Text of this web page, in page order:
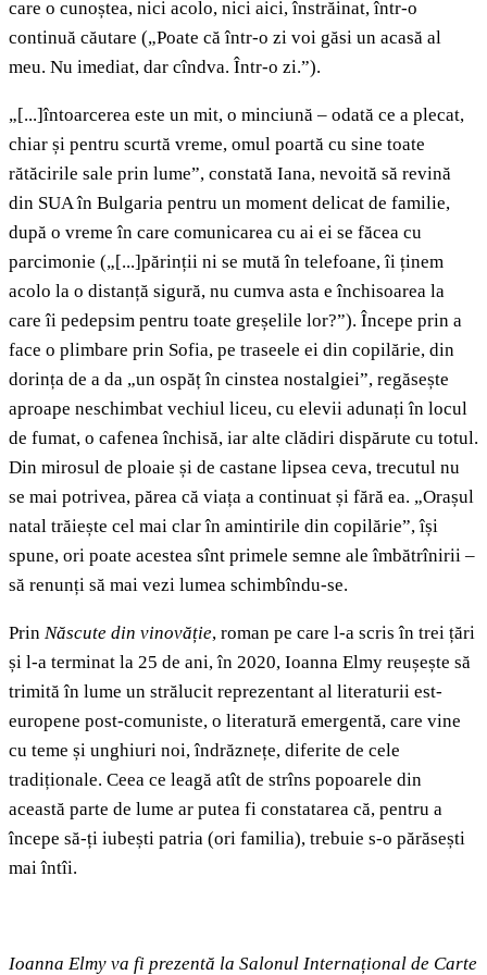
care o cunoștea, nici acolo, nici aici, înstrăinat, într-o
continuă căutare („Poate că într-o zi voi găsi un acasă al
meu. Nu imediat, dar cîndva. Într-o zi.”).
„[...]întoarcerea este un mit, o minciună – odată ce a plecat,
chiar și pentru scurtă vreme, omul poartă cu sine toate
rătăcirile sale prin lume”, constată Iana, nevoită să revină
din SUA în Bulgaria pentru un moment delicat de familie,
după o vreme în care comunicarea cu ai ei se făcea cu
parcimonie („[...]părinții ni se mută în telefoane, îi ținem
acolo la o distanță sigură, nu cumva asta e închisoarea la
care îi pedepsim pentru toate greșelile lor?”). Începe prin a
face o plimbare prin Sofia, pe traseele ei din copilărie, din
dorința de a da „un ospăț în cinstea nostalgiei”, regăsește
aproape neschimbat vechiul liceu, cu elevii adunați în locul
de fumat, o cafenea închisă, iar alte clădiri dispărute cu totul.
Din mirosul de ploaie și de castane lipsea ceva, trecutul nu
se mai potrivea, părea că viața a continuat și fără ea. „Orașul
natal trăiește cel mai clar în amintirile din copilărie”, își
spune, ori poate acestea sînt primele semne ale îmbătrînirii –
să renunți să mai vezi lumea schimbîndu-se.
Prin Născute din vinovăție, roman pe care l-a scris în trei țări
și l-a terminat la 25 de ani, în 2020, Ioanna Elmy reușește să
trimită în lume un strălucit reprezentant al literaturii est-
europene post-comuniste, o literatură emergentă, care vine
cu teme și unghiuri noi, îndrăznețe, diferite de cele
tradiționale. Ceea ce leagă atît de strîns popoarele din
această parte de lume ar putea fi constatarea că, pentru a
începe să-ți iubești patria (ori familia), trebuie s-o părăsești
mai întîi.
Ioanna Elmy va fi prezentă la Salonul Internațional de Carte